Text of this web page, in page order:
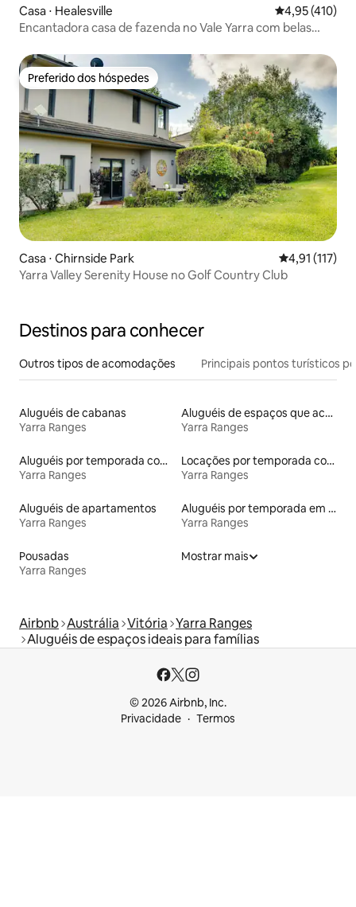
Casa ⋅ Healesville 4,95 de uma
4,95 (410)
Encantadora casa de fazenda no Vale Yarra com belas
Preferido dos hóspedes
Preferido dos hóspedes
Casa ⋅ Chirnside Park 4,91 de uma
4,91 (117)
Yarra Valley Serenity House no Golf Country Club
Destinos para conhecer
Outros tipos de acomodações Principais pontos turísticos
Aluguéis de cabanas
Yarra Ranges
Aluguéis de espaços que aceitam animais de estimação
Yarra Ranges
Aluguéis por temporada com acesso ao lago
Yarra Ranges
Locações por temporada com piscina
Yarra Ranges
Aluguéis de apartamentos
Yarra Ranges
Aluguéis por temporada em hotéis-fazenda
Yarra Ranges
Pousadas
Yarra Ranges
Mostrar mais
Airbnb Austrália Vitória Yarra Ranges
Aluguéis de espaços ideais para famílias
© 2026 Airbnb, Inc.
Privacidade
Termos